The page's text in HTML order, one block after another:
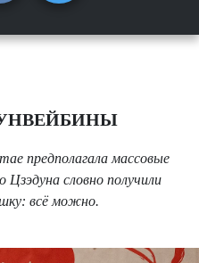
предполагала массовые
словно получили
всё можно.